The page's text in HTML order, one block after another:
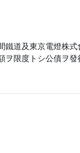
鐵道及東京電燈株
ヲ限度トシ公債ヲ